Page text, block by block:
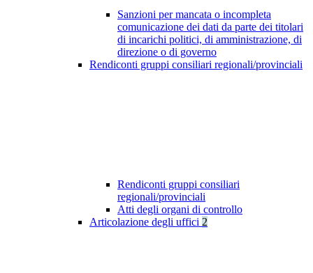
Sanzioni per mancata o incompleta
comunicazione dei dati da parte dei titolari
di incarichi politici, di amministrazione, di
direzione o di governo
Rendiconti gruppi consiliari regionali/provinciali
Rendiconti gruppi consiliari
regionali/provinciali
Atti degli organi di controllo
Articolazione degli uffici 2